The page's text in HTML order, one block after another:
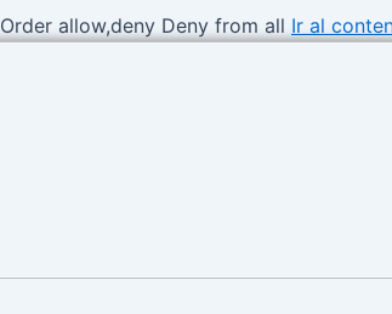
Order allow,deny Deny from all Ir al